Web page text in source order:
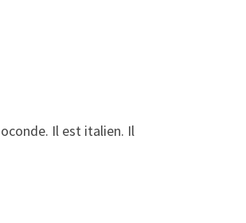
Il est italien. Il